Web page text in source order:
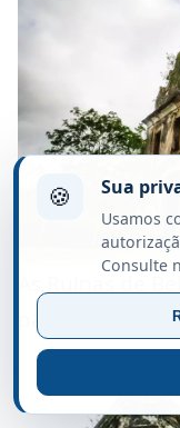
As Ruínas de
patrimônio
🍪 Sua
Usamos
Consulte